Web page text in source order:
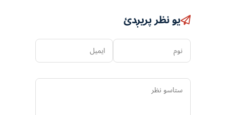
یو نظر پریږدئ
نوم ایمیل
ستاسو